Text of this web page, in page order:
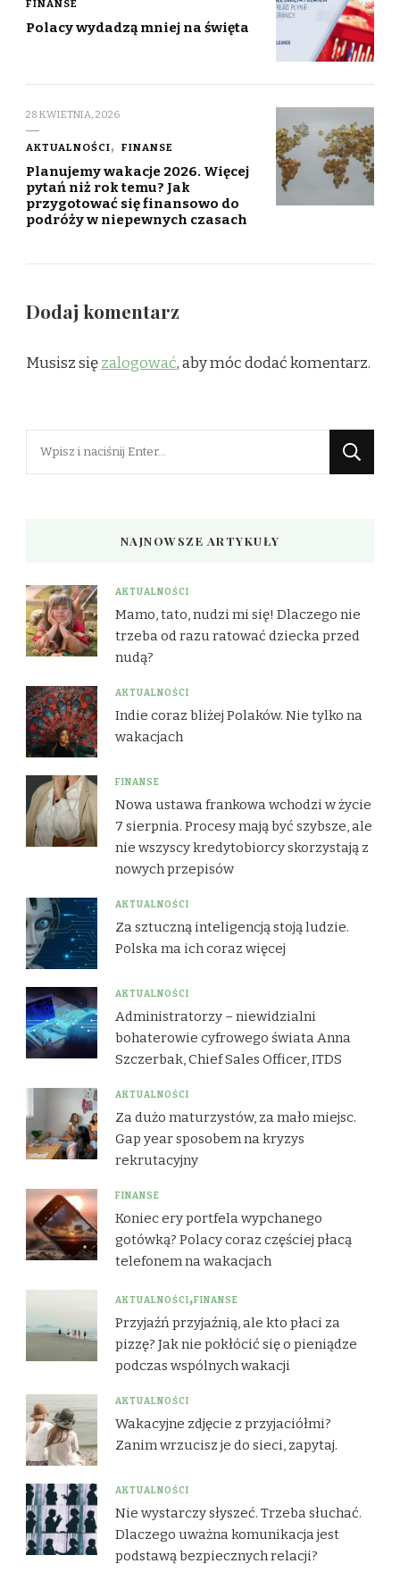
FINANSE
Polacy wydadzą mniej na święta
28 KWIETNIA, 2026
AKTUALNOŚCI FINANSE
Planujemy wakacje 2026. Więcej
pytań niż rok temu? Jak
przygotować się finansowo do
podróży w niepewnych czasach
Dodaj komentarz
Musisz sięzalogować, aby móc dodać komentarz.
NAJNOWSZE ARTYKUŁY
AKTUALNOŚCI
Mamo, tato, nudzi mi się! Dlaczego nie
trzeba od razu ratować dziecka przed
nudą?
AKTUALNOŚCI
Indie coraz bliżej Polaków. Nie tylko na
wakacjach
FINANSE
Nowa ustawa frankowa wchodzi w życie
7 sierpnia. Procesy mają być szybsze, ale
nie wszyscy kredytobiorcy skorzystają z
nowych przepisów
AKTUALNOŚCI
Za sztuczną inteligencją stoją ludzie.
Polska ma ich coraz więcej
AKTUALNOŚCI
Administratorzy – niewidzialni
bohaterowie cyfrowego świata Anna
Szczerbak, Chief Sales Officer, ITDS
AKTUALNOŚCI
Za dużo maturzystów, za mało miejsc.
Gap year sposobem na kryzys
rekrutacyjny
FINANSE
Koniec ery portfela wypchanego
gotówką? Polacy coraz częściej płacą
telefonem na wakacjach
AKTUALNOŚCI FINANSE
Przyjaźń przyjaźnią, ale kto płaci za
pizzę? Jak nie pokłócić się o pieniądze
podczas wspólnych wakacji
AKTUALNOŚCI
Wakacyjne zdjęcie z przyjaciółmi?
Zanim wrzucisz je do sieci, zapytaj.
AKTUALNOŚCI
Nie wystarczy słyszeć. Trzeba słuchać.
Dlaczego uważna komunikacja jest
podstawą bezpiecznych relacji?